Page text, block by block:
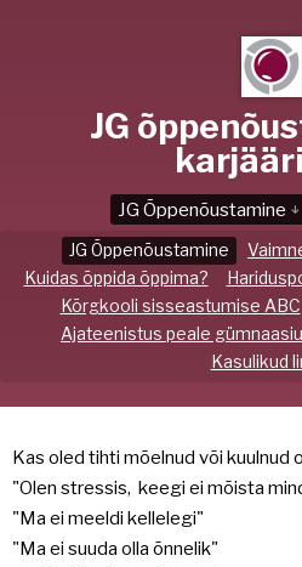
JG
JG Õppenõustamine ↓
JG Õppenõustamine
Kuidas õppida õppima?
Kõrgkooli sisseastumise ABC
Ajateenistus peale
Kasulikud
Kas oled tihti mõelnud või kuulnud
"Olen stressis, keegi ei mõista
"Ma ei meeldi kellelegi"
"Ma ei suuda olla õnnelik"